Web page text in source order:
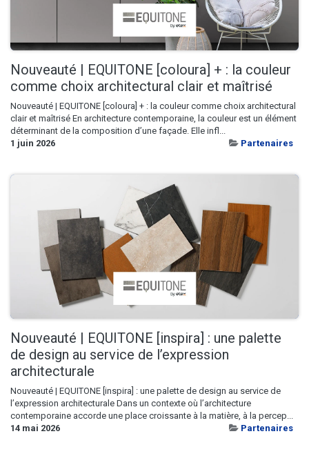
Nouveauté | EQUITONE [coloura] + : la couleur
comme choix architectural clair et maîtrisé
Nouveauté | EQUITONE [coloura] + : la couleur comme choix architectural
clair et maîtrisé En architecture contemporaine, la couleur est un élément
déterminant de la composition d’une façade. Elle infl...
1 juin 2026
Partenaires
Nouveauté | EQUITONE [inspira] : une palette
de design au service de l’expression
architecturale
Nouveauté | EQUITONE [inspira] : une palette de design au service de
l’expression architecturale Dans un contexte où l’architecture
contemporaine accorde une place croissante à la matière, à la percep...
14 mai 2026
Partenaires